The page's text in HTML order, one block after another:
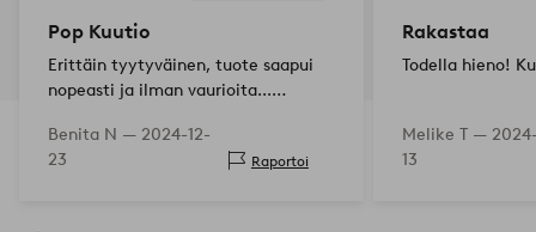
Pop Kuutio
Erittäin tyytyväinen, tuote saapui
nopeasti ja ilman vaurioita...
ostokseeni Ellokselta!
Benita N — 2024-12-
23
Raportoi
Rakastaa
Todella hieno!
Melike T —
13